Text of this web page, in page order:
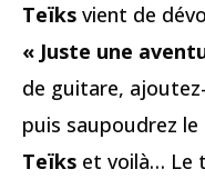
Teïks vient de
« Juste une
de guitare,
puis saupoudrez
Teïks et voilà… Le